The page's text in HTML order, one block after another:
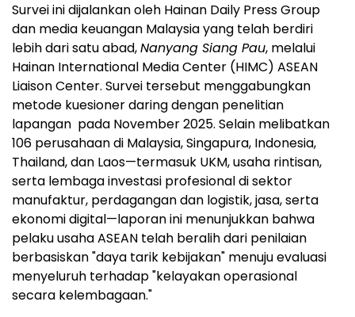
Survei ini dijalankan oleh Hainan Daily Press Group
dan media keuangan Malaysia yang telah berdiri
lebih dari satu abad,Nanyang Siang Pau, melalui
Hainan International Media Center (HIMC) ASEAN
Liaison Center. Survei tersebut menggabungkan
metode kuesioner daring dengan penelitian
lapangan pada November 2025. Selain melibatkan
106 perusahaan di Malaysia, Singapura, Indonesia,
Thailand, dan Laos—termasuk UKM, usaha rintisan,
serta lembaga investasi profesional di sektor
manufaktur, perdagangan dan logistik, jasa, serta
ekonomi digital—laporan ini menunjukkan bahwa
pelaku usaha ASEAN telah beralih dari penilaian
berbasiskan "daya tarik kebijakan" menuju evaluasi
menyeluruh terhadap "kelayakan operasional
secara kelembagaan."